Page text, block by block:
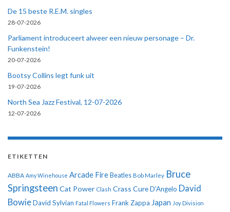
De 15 beste R.E.M. singles
28-07-2026
Parliament introduceert alweer een nieuw personage – Dr.
Funkenstein!
20-07-2026
Bootsy Collins legt funk uit
19-07-2026
North Sea Jazz Festival, 12-07-2026
12-07-2026
ETIKETTEN
ABBA Amy Winehouse Arcade Fire Beatles Bob Marley Bruce
Springsteen Cat Power Clash Crass CureD'Angelo David
BowieDavid Sylvian Fatal Flowers Frank Zappa Japan Joy Division